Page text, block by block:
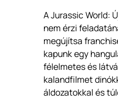
A Jurassic World:
nem érzi
megújítsa
kapunk egy
félelmetes és
kalandfilmet
áldozatokkal és